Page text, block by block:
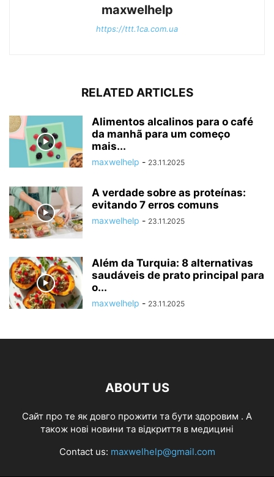
maxwelhelp
https://ttt.1ca.com.ua
RELATED ARTICLES
Alimentos alcalinos para o café
da manhã para um começo
mais...
maxwelhelp - 23.11.2025
A verdade sobre as proteínas:
evitando 7 erros comuns
maxwelhelp - 23.11.2025
Além da Turquia: 8 alternativas
saudáveis de prato principal para
o...
maxwelhelp - 23.11.2025
ABOUT US
Cайт про те як довго прожити та бути здоровим . А
також нові новини та відкриття в медицині
Contact us: maxwelhelp@gmail.com